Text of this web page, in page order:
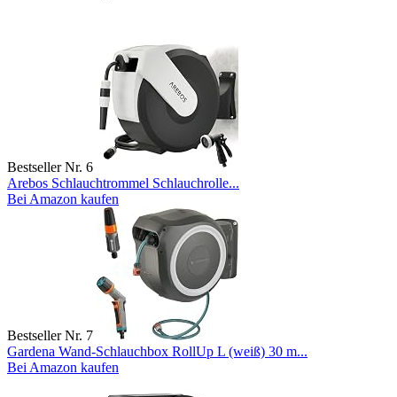
Bestseller Nr. 6
Arebos Schlauchtrommel Schlauchrolle...
Bei Amazon kaufen
Bestseller Nr. 7
Gardena Wand-Schlauchbox RollUp L (weiß) 30 m...
Bei Amazon kaufen